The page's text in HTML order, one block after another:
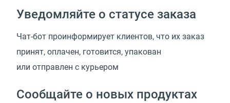
Уведомляйте о статусе заказа
Чат-бот проинформирует клиентов, что их заказ
принят, оплачен, готовится, упакован
или отправлен с курьером
Сообщайте о новых продуктах